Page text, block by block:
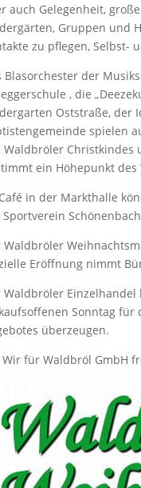
auch Gelegenheit,
Gruppen und
zu pflegen, Selbst-
Blasorchester der
, die
Oststraße, der
spielen
Waldbröler Christkindes
ein Höhepunkt des
in der Markthalle
Waldbröler
Eröffnung nimmt
Waldbröler
Sonntag für
überzeugen.
Wir für Waldbröl GmbH